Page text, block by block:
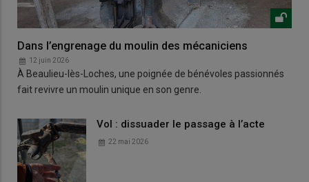
Dans l’engrenage du moulin des mécaniciens
12 juin 2026
À Beaulieu-lès-Loches, une poignée de bénévoles passionnés
fait revivre un moulin unique en son genre.
Vol : dissuader le passage à l’acte
22 mai 2026